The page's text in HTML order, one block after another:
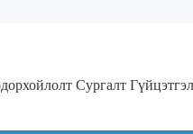
Сургалт